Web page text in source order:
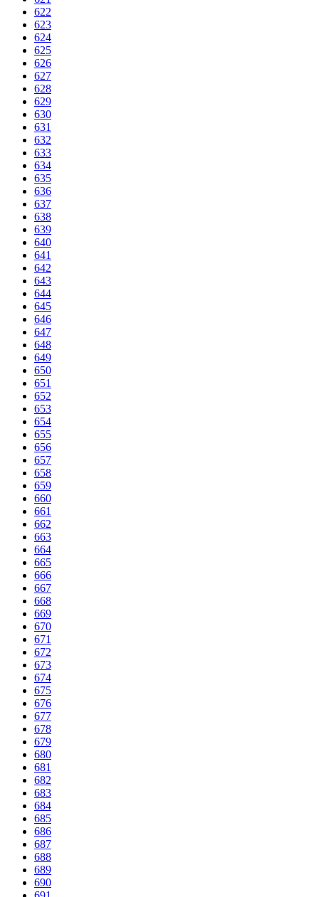
622
623
624
625
626
627
628
629
630
631
632
633
634
635
636
637
638
639
640
641
642
643
644
645
646
647
648
649
650
651
652
653
654
655
656
657
658
659
660
661
662
663
664
665
666
667
668
669
670
671
672
673
674
675
676
677
678
679
680
681
682
683
684
685
686
687
688
689
690